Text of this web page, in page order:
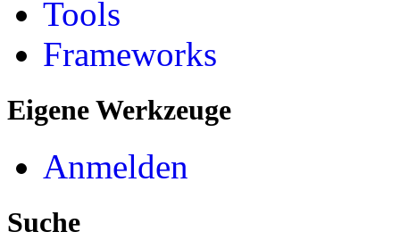
Tools
Frameworks
Eigene Werkzeuge
Anmelden
Suche